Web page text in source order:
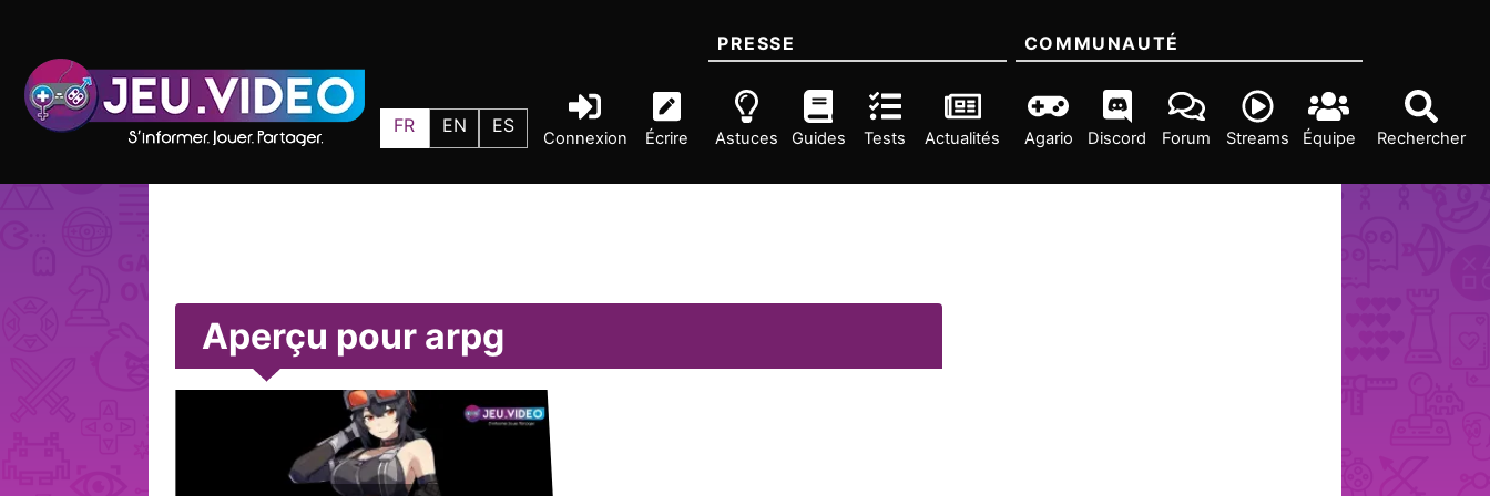
FR EN ES
Connexion Écrire Rechercher
PRESSE
Astuces Guides Tests Actualités
COMMUNAUTÉ
Agario Discord Forum Streams Équipe
Aperçu pour arpg